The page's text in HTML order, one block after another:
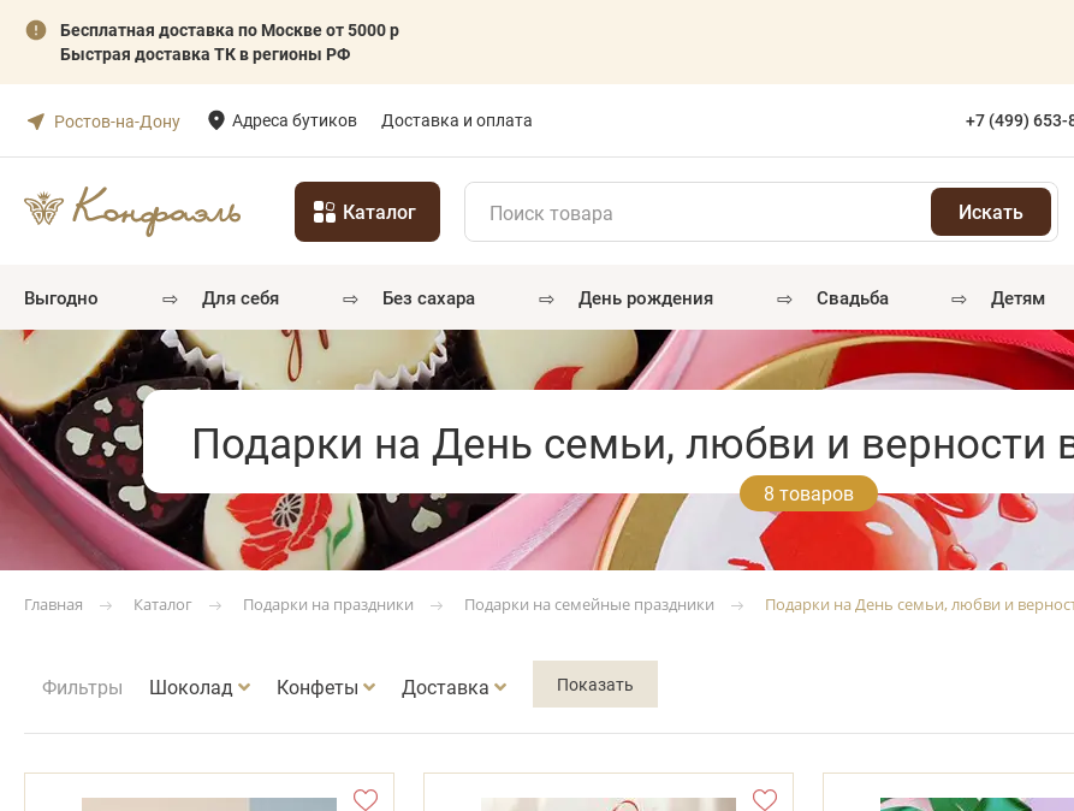
Бесплатная доставка по Москве от 5000 р
Быстрая доставка ТК в регионы РФ
Ростов-на-Дону Адреса бутиков Доставка и оплата +7 (499) 653-
Каталог
выгодно ⇨ для себя ⇨ без сахара ⇨ день рождения ⇨ свадьба ⇨ детям
Подарки на День семьи, любви и верности
8 товаров
Главная Каталог Подарки на праздники Подарки на семейные праздники Подарки на День семьи, любви и
Фильтры Шоколад Конфеты Доставка